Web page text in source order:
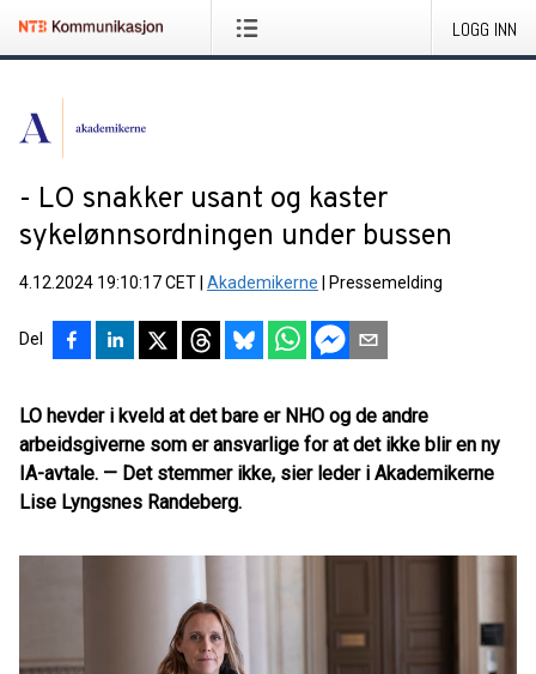
LOGG INN
- LO snakker usant og kaster
sykelønnsordningen under bussen
4.12.2024 19:10:17 CET Akademikerne Pressemelding
Del
LO hevder i kveld at det bare er NHO og de andre
arbeidsgiverne som er ansvarlige for at det ikke blir en ny
IA-avtale. — Det stemmer ikke, sier leder i Akademikerne
Lise Lyngsnes Randeberg.